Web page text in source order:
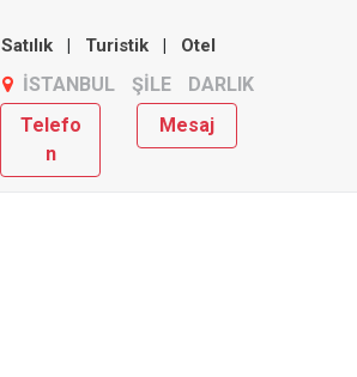
Satılık | Turistik | Otel
İSTANBUL ŞİLE
DARLIK
Telefo
n
Mesaj